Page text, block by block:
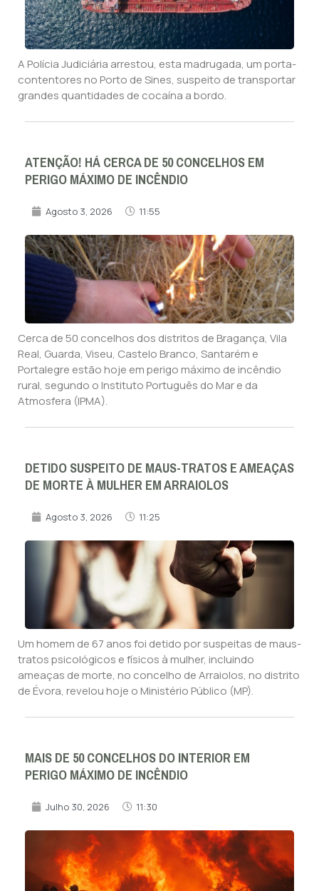
A Polícia Judiciária arrestou, esta madrugada, um porta-
contentores no Porto de Sines, suspeito de transportar
grandes quantidades de cocaína a bordo.
ATENÇÃO! HÁ CERCA DE 50 CONCELHOS EM
PERIGO MÁXIMO DE INCÊNDIO
Agosto 3, 2026 11:55
Cerca de 50 concelhos dos distritos de Bragança, Vila
Real, Guarda, Viseu, Castelo Branco, Santarém e
Portalegre estão hoje em perigo máximo de incêndio
rural, segundo o Instituto Português do Mar e da
Atmosfera (IPMA).
DETIDO SUSPEITO DE MAUS-TRATOS E AMEAÇAS
DE MORTE À MULHER EM ARRAIOLOS
Agosto 3, 2026 11:25
Um homem de 67 anos foi detido por suspeitas de maus-
tratos psicológicos e físicos à mulher, incluindo
ameaças de morte, no concelho de Arraiolos, no distrito
de Évora, revelou hoje o Ministério Público (MP).
MAIS DE 50 CONCELHOS DO INTERIOR EM
PERIGO MÁXIMO DE INCÊNDIO
Julho 30, 2026 11:30